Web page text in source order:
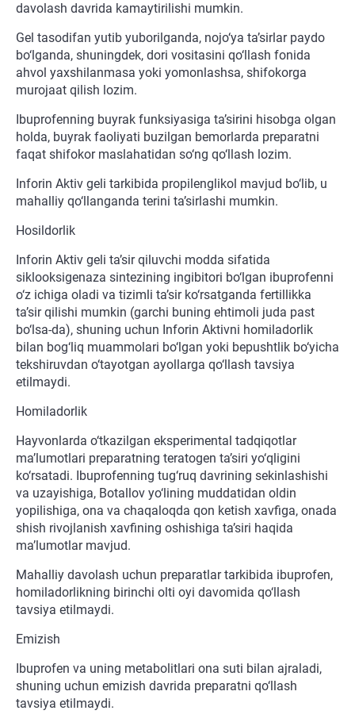
davolash davrida kamaytirilishi mumkin.
Gel tasodifan yutib yuborilganda, nojo‘ya ta’sirlar paydo
bo‘lganda, shuningdek, dori vositasini qo‘llash fonida
ahvol yaxshilanmasa yoki yomonlashsa, shifokorga
murojaat qilish lozim.
Ibuprofenning buyrak funksiyasiga ta’sirini hisobga olgan
holda, buyrak faoliyati buzilgan bemorlarda preparatni
faqat shifokor maslahatidan so‘ng qo‘llash lozim.
Inforin Aktiv geli tarkibida propilenglikol mavjud bo‘lib, u
mahalliy qo‘llanganda terini ta’sirlashi mumkin.
Hosildorlik
Inforin Aktiv geli ta’sir qiluvchi modda sifatida
siklooksigenaza sintezining ingibitori bo‘lgan ibuprofenni
o‘z ichiga oladi va tizimli ta’sir ko‘rsatganda fertillikka
ta’sir qilishi mumkin (garchi buning ehtimoli juda past
bo‘lsa-da), shuning uchun Inforin Aktivni homiladorlik
bilan bog‘liq muammolari bo‘lgan yoki bepushtlik bo‘yicha
tekshiruvdan o‘tayotgan ayollarga qo‘llash tavsiya
etilmaydi.
Homiladorlik
Hayvonlarda o‘tkazilgan eksperimental tadqiqotlar
ma’lumotlari preparatning teratogen ta’siri yo‘qligini
ko‘rsatadi. Ibuprofenning tug‘ruq davrining sekinlashishi
va uzayishiga, Botallov yo‘lining muddatidan oldin
yopilishiga, ona va chaqaloqda qon ketish xavfiga, onada
shish rivojlanish xavfining oshishiga ta’siri haqida
ma’lumotlar mavjud.
Mahalliy davolash uchun preparatlar tarkibida ibuprofen,
homiladorlikning birinchi olti oyi davomida qo‘llash
tavsiya etilmaydi.
Emizish
Ibuprofen va uning metabolitlari ona suti bilan ajraladi,
shuning uchun emizish davrida preparatni qo‘llash
tavsiya etilmaydi.